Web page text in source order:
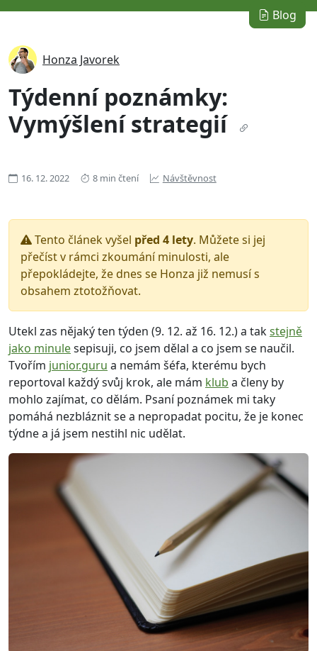
Blog
Honza Javorek
Týdenní poznámky:
Vymýšlení strategií
16. 12. 2022 8 min čtení Návštěvnost
Tento článek vyšel před 4 lety. Můžete si jej
přečíst v rámci zkoumání minulosti, ale
přepokládejte, že dnes se Honza již nemusí s
obsahem ztotožňovat.
Utekl zas nějaký ten týden (9. 12. až 16. 12.) a takstejně
jako minulesepisuji, co jsem dělal a co jsem se naučil.
Tvořím junior.guru a nemám šéfa, kterému bych
reportoval každý svůj krok, ale mám klub a členy by
mohlo zajímat, co dělám. Psaní poznámek mi taky
pomáhá nezbláznit se a nepropadat pocitu, že je konec
týdne a já jsem nestihl nic udělat.